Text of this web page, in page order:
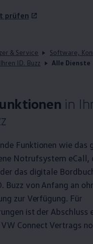
prüfen
& Service
Software,
ID. Buzz
Alle Dienste
in
Funktionen wie das
Notrufsystem eCall,
das digitale
Buzz von Anfang an
zur Verfügung. Für
ist der Abschluss
Connect Vertrags